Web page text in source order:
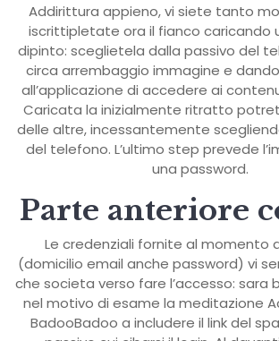
Addirittura appieno, vi siete tanto
iscrittipletate ora il fianco caricando
dipinto: sceglietela dalla passivo del
circa arrembaggio immagine e
all’applicazione di accedere ai
Caricata la inizialmente ritratto
delle altre, incessantemente
del telefono. L’ultimo step prevede
una password.
Parte anteriore
Le credenziali fornite al momento
(domicilio email anche password) vi
che societa verso fare l’accesso: sara
nel motivo di esame la meditazione
BadooBadoo a includere il link del